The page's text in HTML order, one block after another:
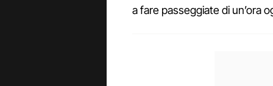
a fare passeggiate di un’ora